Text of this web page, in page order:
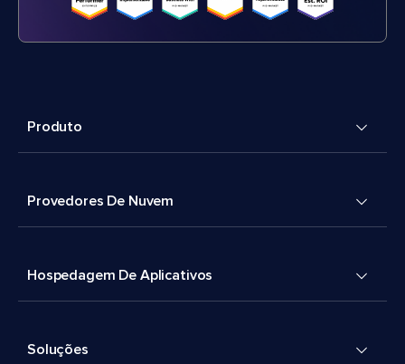
Produto
Provedores De Nuvem
Hospedagem De Aplicativos
Soluções